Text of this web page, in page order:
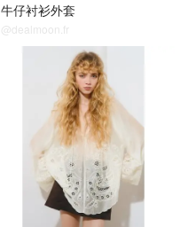
牛仔衬衫外套
@dealmoon.fr